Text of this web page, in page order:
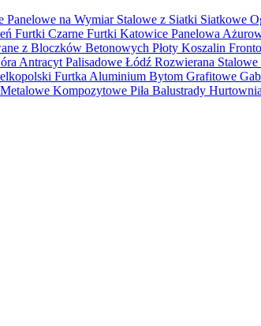
na Wymiar Stalowe z Siatki Siatkowe
Czarne Furtki Katowice Panelowa
z Bloczków Betonowych Płoty Koszalin
Antracyt Palisadowe Łódź Rozwierana
Furtka Aluminium Bytom Grafitowe
Kompozytowe Piła Balustrady